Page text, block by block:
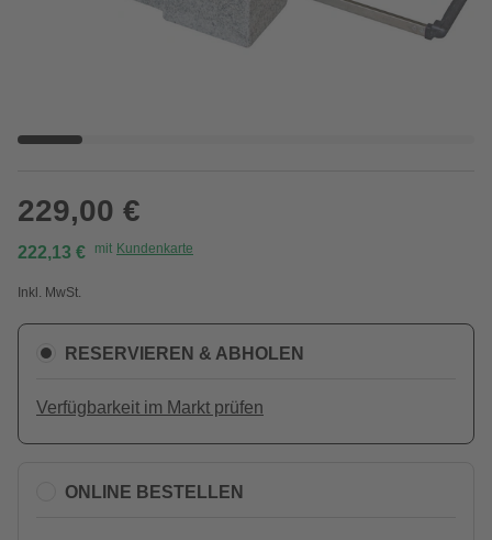
229,00 €
222,13 € mit Kundenkarte
Inkl. MwSt.
RESERVIEREN & ABHOLEN
Verfügbarkeit im Markt prüfen
ONLINE BESTELLEN